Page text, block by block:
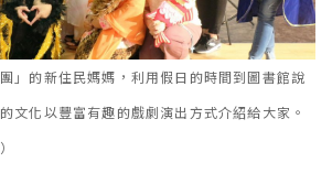
」的新住民媽媽，利用假日的時間到圖書館說
文化以豐富有趣的戲劇演出方式介紹給大家。